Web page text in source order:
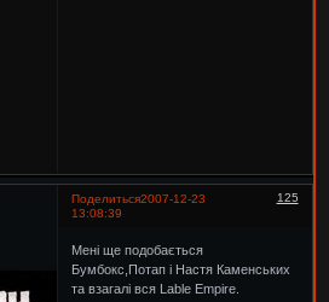
Поделиться 125
2007-12-23
13:08:39
Мені ще подобається
Бумбокс,Потап і Настя Каменських
та взагалі вся Lable Empire.